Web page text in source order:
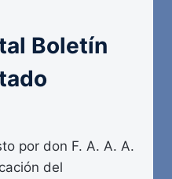
Boletín
por don F. A. A. A.
del